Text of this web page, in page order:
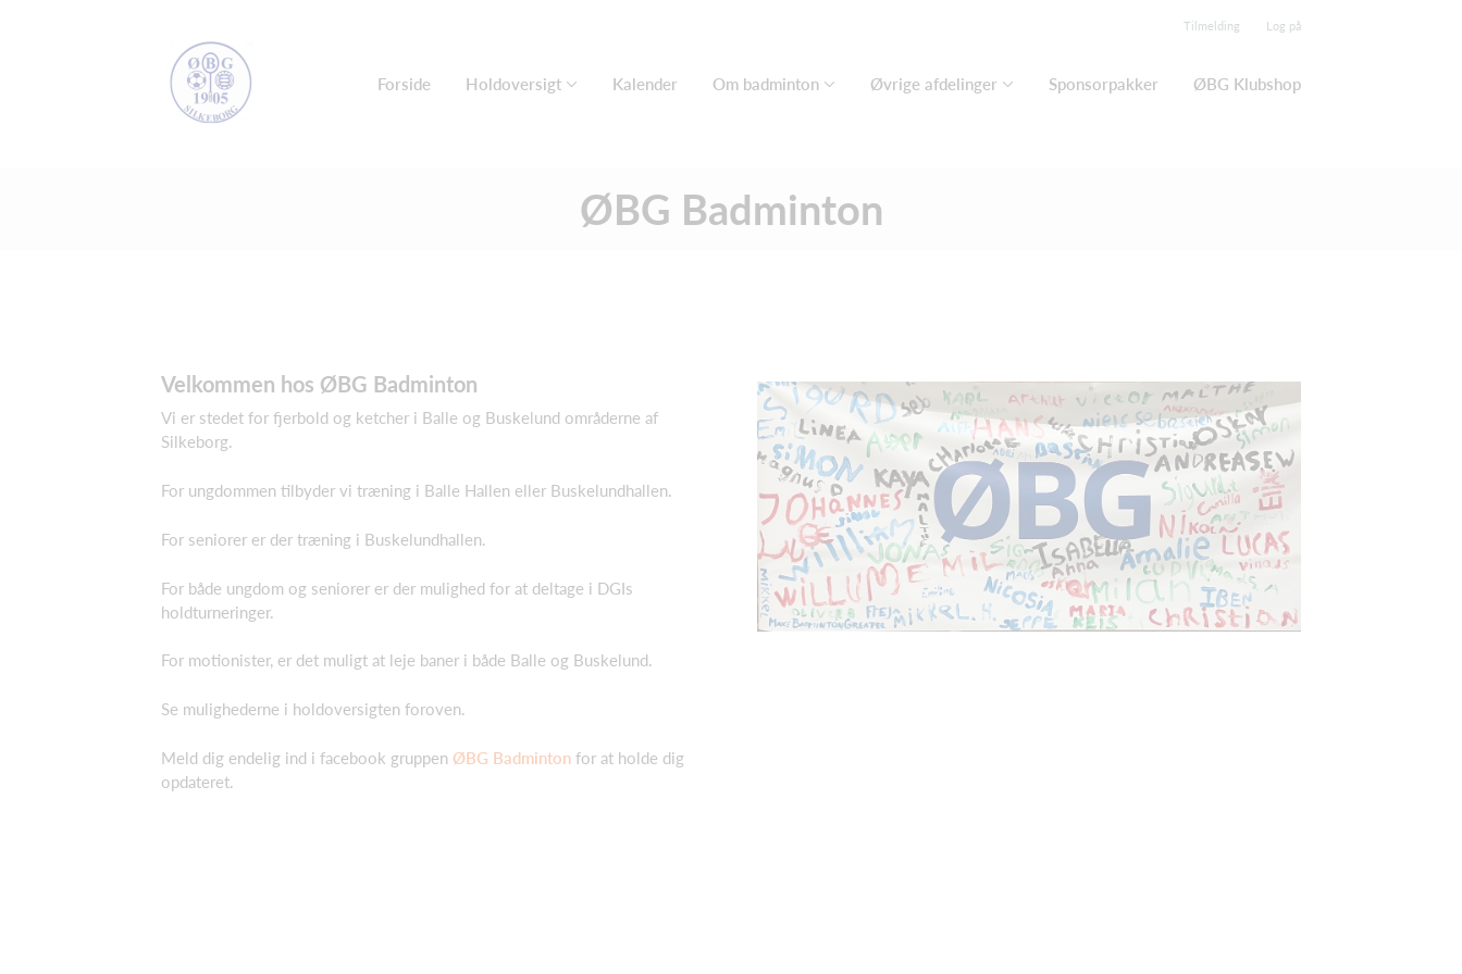
Tilmelding Log på
Forside Holdoversigt Kalender Om badminton Øvrige afdelinger Sponsorpakker ØBG Klubshop
ØBG Badminton
Velkommen hos ØBG Badminton
Vi er stedet for fjerbold og ketcher i Balle og Buskelund områderne af
Silkeborg.
For ungdommen tilbyder vi træning i Balle Hallen eller Buskelundhallen.
For seniorer er der træning i Buskelundhallen.
For både ungdom og seniorer er der mulighed for at deltage i DGIs
holdturneringer.
For motionister, er det muligt at leje baner i både Balle og Buskelund.
Se mulighederne i holdoversigten foroven.
Meld dig endelig ind i facebook gruppen ØBG Badminton for at holde dig
opdateret.